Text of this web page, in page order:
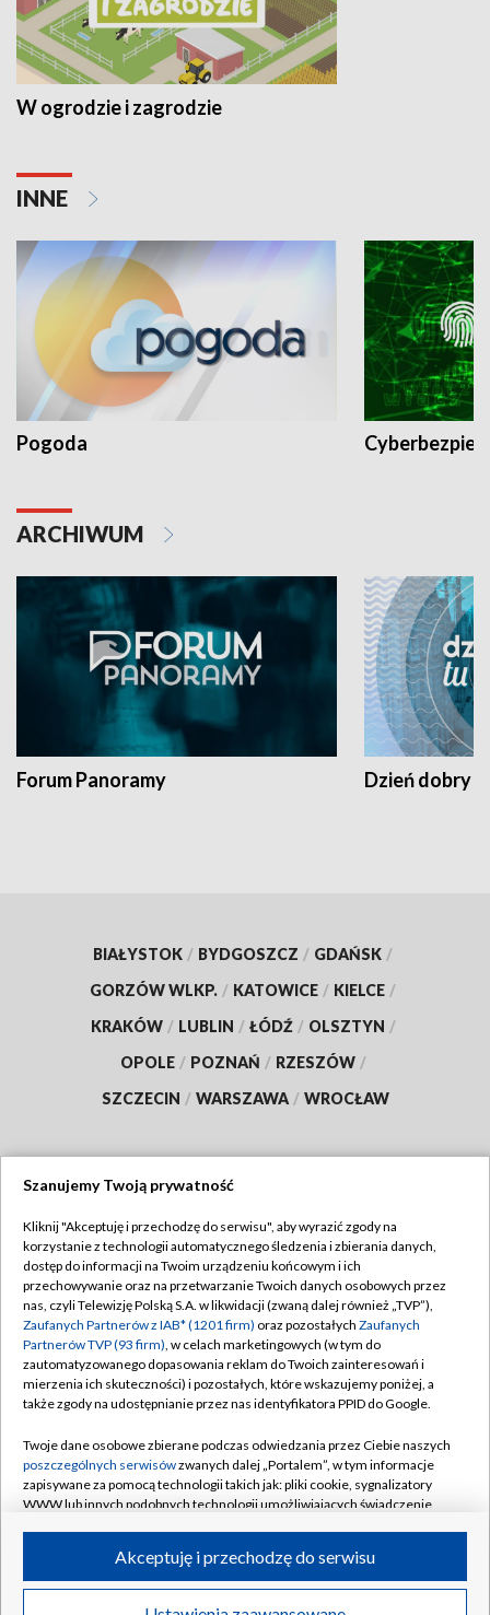
W ogrodzie i zagrodzie
INNE
Pogoda
ARCHIWUM
Forum Panoramy Dzień dobry
BIAŁYSTOK / BYDGOSZCZ / GDAŃSK /
GORZÓW WLKP. / KATOWICE / KIELCE /
KRAKÓW / LUBLIN / ŁÓDŹ / OLSZTYN /
OPOLE / POZNAŃ / RZESZÓW /
SZCZECIN / WARSZAWA / WROCŁAW
TVP
Abonament TVP
Emisja w TVP
Centrum informacji TVP
Naziemna Telewizja Cyfrowa
Rada Programowa
System NOS
Informacje o nadawcy
Program dla prasy
Regulamin TVP
Polityka prywatności
Moje zgody
Pomoc
Kontakt
Kanały
©2026 Telewizja Polska S.A. w likwidacji
Szanujemy Twoją prywatność
Kliknij "Akceptuję i przechodzę do serwisu", aby wyrazić zgody na
korzystanie z technologii automatycznego śledzenia i zbierania danych,
dostęp do informacji na Twoim urządzeniu końcowym i ich
przechowywanie oraz na przetwarzanie Twoich danych osobowych przez
nas, czyli Telewizję Polską S.A. w likwidacji (zwaną dalej również „TVP”),
Zaufanych Partnerów z IAB* (1201 firm) oraz pozostałych Zaufanych
Partnerów TVP (93 firm), w celach marketingowych (w tym do
zautomatyzowanego dopasowania reklam do Twoich zainteresowań i
mierzenia ich skuteczności) i pozostałych, które wskazujemy poniżej, a
także zgody na udostępnianie przez nas identyfikatora PPID do Google.
Twoje dane osobowe zbierane podczas odwiedzania przez Ciebie naszych
poszczególnych serwisówzwanych dalej „Portalem”, w tym informacje
zapisywane za pomocą technologii takich jak: pliki cookie, sygnalizatory
WWW lub innych podobnych technologii umożliwiających świadczenie
ruchu w Internecie.
Twoje dane osobowe zbierane podczas odwiedzania przez Ciebie
Akceptuję i przechodzę do serwisu